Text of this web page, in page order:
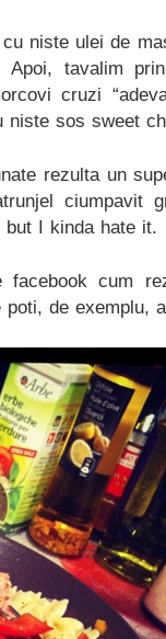
niste ulei de
Apoi, tavalim
cruzi
niste sos sweet
rezulta un
ciumpavit
I kinda hate it.
facebook cum
de exemplu,